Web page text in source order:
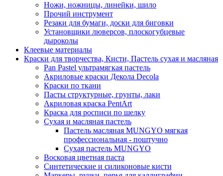
Ножи, ножницы, линейки, шило
Прочий инструмент
Резаки для бумаги, доски для биговки
Установщики люверсов, плоскогубцевые
дыроколы
Клеевые материалы
Краски для творчества, Кисти, Пастель сухая и масляная
Pan Pastel ультрамягкая пастель
Акриловые краски Декола Decola
Краски по ткани
Пасты структурные, грунты, лаки
Акриловая краска PentArt
Краска для росписи по шелку
Cухая и масляная пастель
Пастель масляная MUNGYO мягкая
профессиональная - поштучно
Сухая пастель MUNGYO
Восковая цветная паста
Синтетические и силиконовые кисти